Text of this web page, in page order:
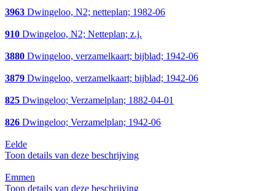
3963 Dwingeloo, N2; netteplan; 1982-06
910 Dwingeloo, N2; Netteplan; z.j.
3880 Dwingeloo, verzamelkaart; bijblad; 1942-06
3879 Dwingeloo, verzamelkaart; bijblad; 1942-06
825 Dwingeloo; Verzamelplan; 1882-04-01
826 Dwingeloo; Verzamelplan; 1942-06
Eelde
Toon details van deze beschrijving
Emmen
Toon details van deze beschrijving